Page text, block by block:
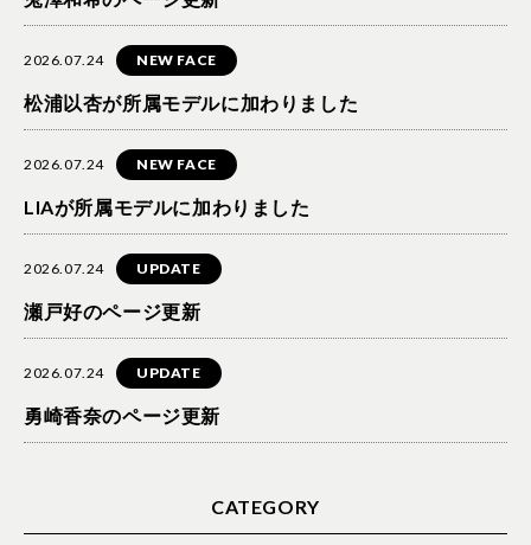
2026.07.24 NEW FACE
松浦以杏が所属モデルに加わりました
2026.07.24 NEW FACE
LIAが所属モデルに加わりました
2026.07.24 UPDATE
瀬戸好のページ更新
2026.07.24 UPDATE
勇崎香奈のページ更新
CATEGORY